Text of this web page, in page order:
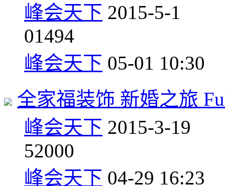
峰会天下 2015-5-1
01494
峰会天下 05-01 10:30
全家福装饰 新婚之旅
峰会天下 2015-3-19
52000
峰会天下 04-29 16:23